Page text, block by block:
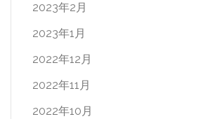
2023年2月
2023年1月
2022年12月
2022年11月
2022年10月